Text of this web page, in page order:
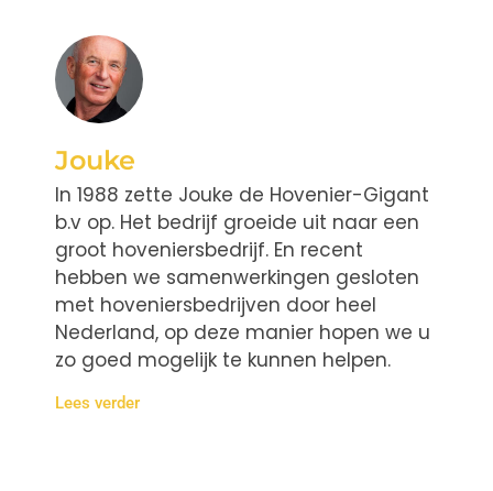
Jouke
In 1988 zette Jouke de Hovenier-Gigant
b.v op. Het bedrijf groeide uit naar een
groot hoveniersbedrijf. En recent
hebben we samenwerkingen gesloten
met hoveniersbedrijven door heel
Nederland, op deze manier hopen we u
zo goed mogelijk te kunnen helpen.
Lees verder